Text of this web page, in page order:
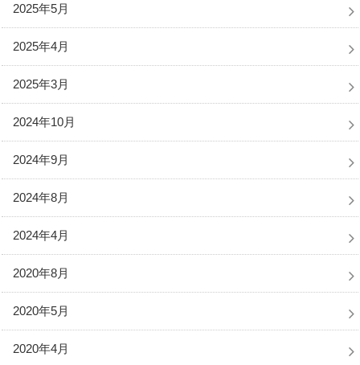
2025年5月
2025年4月
2025年3月
2024年10月
2024年9月
2024年8月
2024年4月
2020年8月
2020年5月
2020年4月